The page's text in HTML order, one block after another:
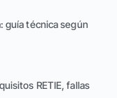
guía técnica según
RETIE, fallas